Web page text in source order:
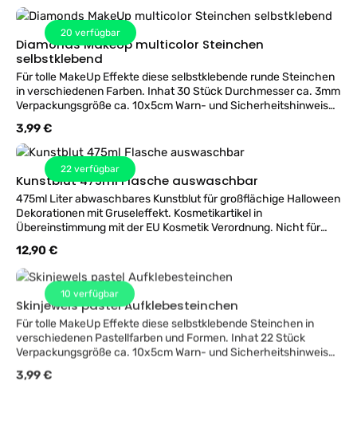
20 verfügbar
Diamonds MakeUp multicolor Steinchen
selbstklebend
Für tolle MakeUp Effekte diese selbstklebende runde Steinchen
in verschiedenen Farben. Inhat 30 Stück Durchmesser ca. 3mm
Verpackungsgröße ca. 10x5cm Warn- und Sicherheitshinweise:
gereizter oder empfindlicher Haut. Bei Rötungen oder Brennen
entfernen. ACHTUNG! Erstickungsgefahr – Kleinteile! Für Kinder
unter 3 Jahre nicht geeignet.
Regulärer Preis:
3,99 €
22 verfügbar
Kunstblut 475ml Flasche auswaschbar
475ml Liter abwaschbares Kunstblut für großflächige Halloween
Dekorationen mit Gruseleffekt. Kosmetikartikel in
Übereinstimmung mit der EU Kosmetik Verordnung. Nicht für
empfindlicher Haut verwenden. Nicht schlucken und nicht in
Augen und Lippen verwenden. Verschwindet nicht sofort kann
bis zu 48 Stunden dauern. Mit reichlich Wasser entfernen.
Produkt fleckt - nicht auf Gegenständen und Stoffen
verwenden!
Regulärer Preis:
12,90 €
10 verfügbar
Skinjewels pastel Aufklebesteinchen
Für tolle MakeUp Effekte diese selbstklebende Steinchen in
verschiedenen Pastellfarben und Formen. Inhat 22 Stück
Verpackungsgröße ca. 10x5cm Warn- und Sicherheitshinweise:
gereizter oder empfindlicher Haut. Bei Rötungen oder Brennen
Regulärer Preis:
3,99 €